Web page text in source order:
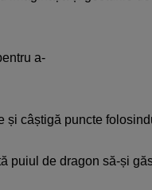
a-
și câștigă puncte
puiul de dragon să-și